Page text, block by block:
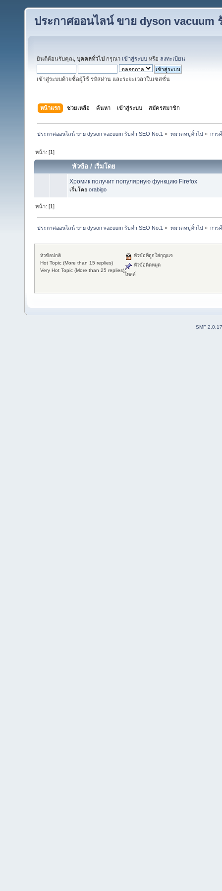
ประกาศออนไลน์ ขาย dyson vacuum
ยินดีต้อนรับคุณ, บุคคลทั่วไป กรุณา เข้าสู่ระบบ หรือ ลงทะเบียน
เข้าสู่ระบบด้วยชื่อผู้ใช้ รหัสผ่าน และระยะเวลาในเซสชั่น
หน้าแรก ช่วยเหลือ ค้นหา เข้าสู่ระบบ สมัครสมาชิก
ประกาศออนไลน์ ขาย dyson vacuum รับทำ SEO No.1 » หมวดหมู่ทั่วไป» การ
หน้า: [1]
หัวข้อ / เริ่มโดย
Хромик получит популярную функцию Firefox
เริ่มโดย orabigo
หน้า: [1]
ประกาศออนไลน์ ขาย dyson vacuum รับทำ SEO No.1 » หมวดหมู่ทั่วไป» การ
หัวข้อปกติ
Hot Topic (More than 15 replies)
Very Hot Topic (More than 25 replies)
หัวข้อที่ถูกใส่กุญแจ
หัวข้อติดหมุด
โพลล์
SMF 2.0.17